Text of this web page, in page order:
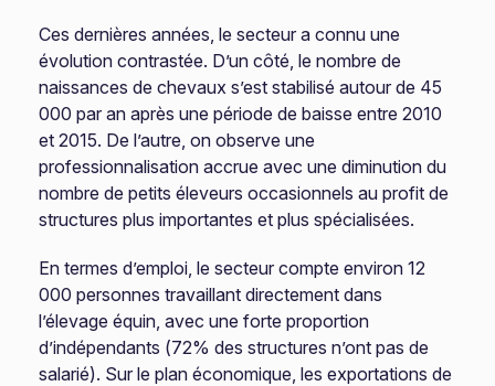
Ces dernières années, le secteur a connu une
évolution contrastée. D’un côté, le nombre de
naissances de chevaux s’est stabilisé autour de 45
000 par an après une période de baisse entre 2010
et 2015. De l’autre, on observe une
professionnalisation accrue avec une diminution du
nombre de petits éleveurs occasionnels au profit de
structures plus importantes et plus spécialisées.
En termes d’emploi, le secteur compte environ 12
000 personnes travaillant directement dans
l’élevage équin, avec une forte proportion
d’indépendants (72% des structures n’ont pas de
salarié). Sur le plan économique, les exportations de